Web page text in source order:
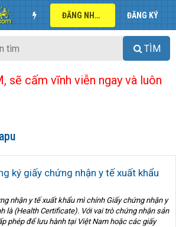
ĐĂNG NHẬP ĐĂNG KÝ
TÌM
sẽ cấm vĩnh viễn ngay và luôn
ký giấy chứng nhận y tế xuất khẩu
nhận y tế xuất khẩu mì chính Giấy chứng nhận y
là (Health Certificate). Với vai trò chứng nhận sản
phép để lưu hành tại Việt Nam hoặc các giấy